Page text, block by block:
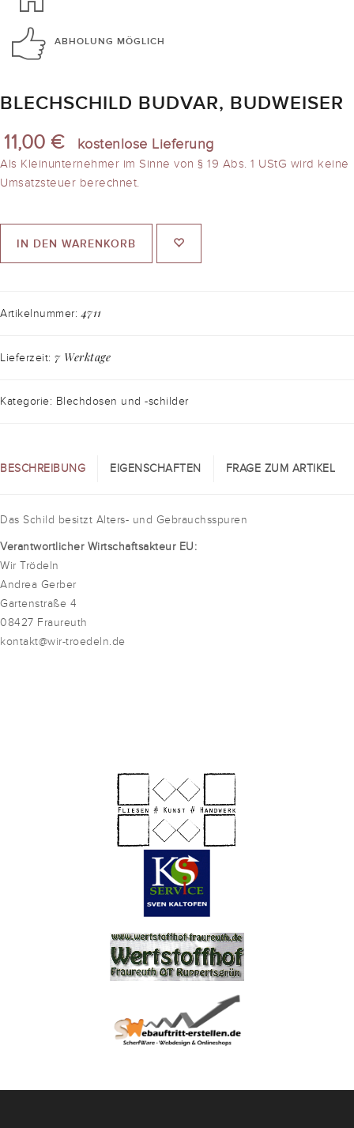
ABHOLUNG MÖGLICH
BLECHSCHILD BUDVAR, BUDWEISER
11,00 € kostenlose Lieferung
Als Kleinunternehmer im Sinne von § 19 Abs. 1 UStG wird keine
Umsatzsteuer berechnet.
IN DEN WARENKORB
Artikelnummer:4711
Lieferzeit: 7 Werktage
Kategorie: Blechdosen und -schilder
BESCHREIBUNG EIGENSCHAFTEN FRAGE ZUM ARTIKEL
Das Schild besitzt Alters- und Gebrauchsspuren
Verantwortlicher Wirtschaftsakteur EU:
Wir Trödeln
Andrea Gerber
Gartenstraße 4
08427 Fraureuth
kontakt@wir-troedeln.de